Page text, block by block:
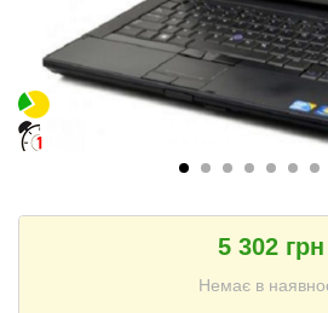
5 302 грн
Немає в